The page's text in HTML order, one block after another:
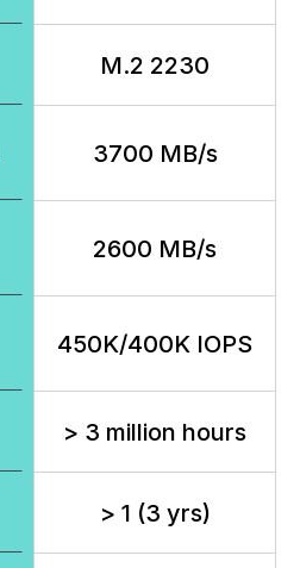
M.2 2230
3700 MB/s
2600 MB/s
450K/400K IOPS
> 3 million hours
> 1 (3 yrs)